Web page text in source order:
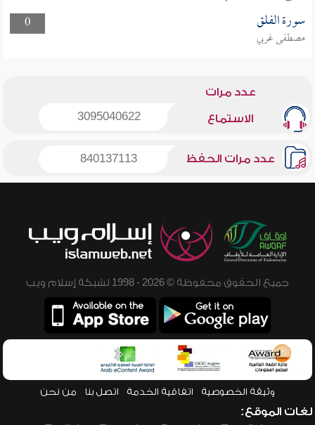
0
سورة الفلق
مصطفى غربي
عدد مرات
الاستماع 3095040622
عدد مرات الحفظ 840137113
جميع الحقوق محفوظة © 2026 - 1998 لشبكة إسلام ويب
وثيقة الخصوصية اتفاقية الخدمة اتصل بنا من نحن
لغات الموقع: